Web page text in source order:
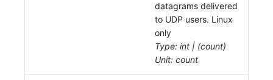
datagrams delivered
to UDP users. Linux
only
Type: int | (count)
Unit: count